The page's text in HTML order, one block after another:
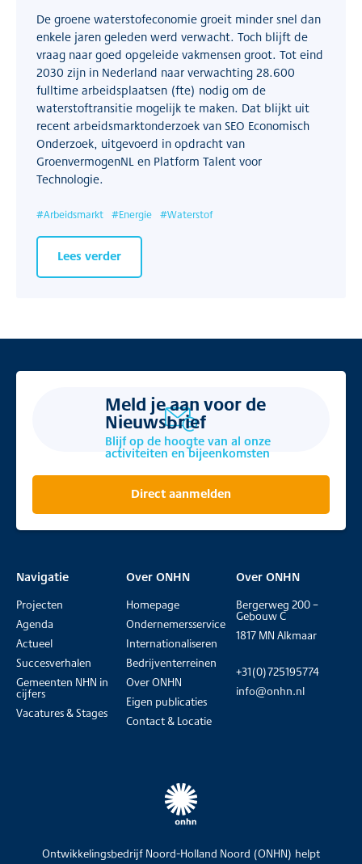
De groene waterstofeconomie groeit minder snel dan
enkele jaren geleden werd verwacht. Toch blijft de
vraag naar goed opgeleide vakmensen groot. Tot eind
2030 zijn in Nederland naar verwachting 28.600
fulltime arbeidsplaatsen (fte) nodig om de
waterstoftransitie mogelijk te maken. Dat blijkt uit
recent arbeidsmarktonderzoek van SEO Economisch
Onderzoek, uitgevoerd in opdracht van
GroenvermogenNL en Platform Talent voor
Technologie.
#Arbeidsmarkt #Energie #Waterstof
Lees verder
Meld je aan voor de
Nieuwsbrief
Blijf op de hoogte van al onze
activiteiten en bijeenkomsten
Direct aanmelden
Ontwikkelingsbedrijf Noord-Holland Noord (ONHN) helpt
Navigatie
Projecten
Agenda
Actueel
Succesverhalen
Gemeenten NHN in
cijfers
Vacatures & Stages
Over ONHN
Homepage
Ondernemersservice
Internationaliseren
Bedrijventerreinen
Over ONHN
Eigen publicaties
Contact & Locatie
Over ONHN
Bergerweg 200 –
Gebouw C
1817 MN Alkmaar
+31(0)725195774
info@onhn.nl